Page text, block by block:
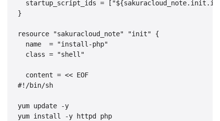
startup_script_ids =
}
resource "sakuracloud_note" "init" {
  name  = "install-php"
  class = "shell"
  content = << EOF
#!/bin/sh
yum update -y
yum install -y httpd php